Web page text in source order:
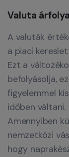
Valuta
A valuták
a piaci
Ezt a
befolyásolja,
figyelemmel
időben váltani.
Amennyiben
nemzetközi
hogy